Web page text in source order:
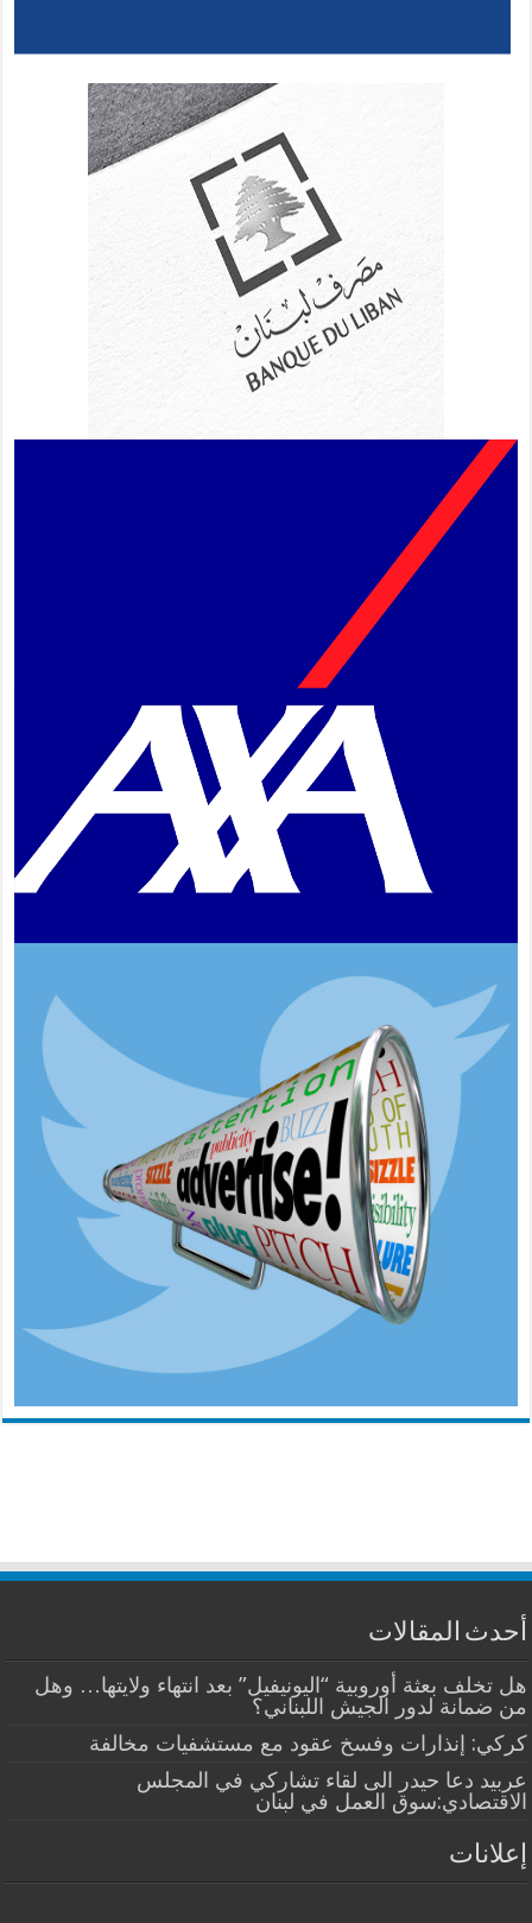
أحدث المقالات
هل تخلف بعثة أوروبية “اليونيفيل” بعد انتهاء ولايتها… وهل
من ضمانة لدور الجيش اللبناني؟
كركي: إنذارات وفسخ عقود مع مستشفيات مخالفة
عربيد دعا حيدر الى لقاء تشاركي في المجلس
الاقتصادي:سوق العمل في لبنان
إعلانات